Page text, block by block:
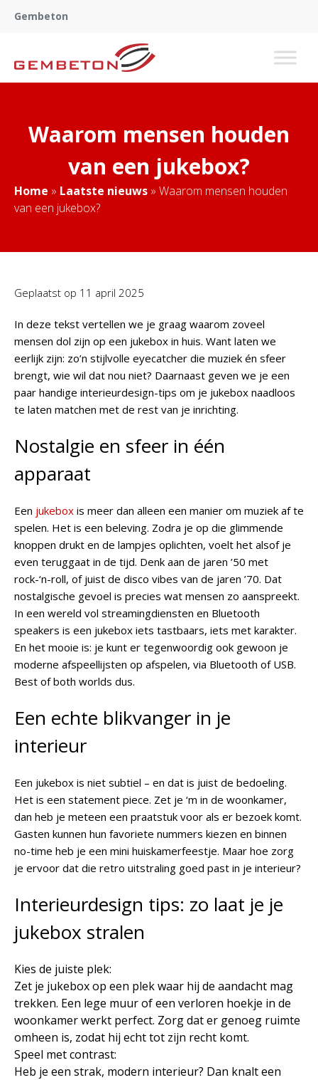
Gembeton
Waarom mensen houden
van een jukebox?
Home » Laatste nieuws » Waarom mensen houden
van een jukebox?
Geplaatst op 11 april 2025
In deze tekst vertellen we je graag waarom zoveel
mensen dol zijn op een jukebox in huis. Want laten we
eerlijk zijn: zo’n stijlvolle eyecatcher die muziek én sfeer
brengt, wie wil dat nou niet? Daarnaast geven we je een
paar handige interieurdesign-tips om je jukebox naadloos
te laten matchen met de rest van je inrichting.
Nostalgie en sfeer in één
apparaat
Een jukebox is meer dan alleen een manier om muziek af te
spelen. Het is een beleving. Zodra je op die glimmende
knoppen drukt en de lampjes oplichten, voelt het alsof je
even teruggaat in de tijd. Denk aan de jaren ’50 met
rock-‘n-roll, of juist de disco vibes van de jaren ’70. Dat
nostalgische gevoel is precies wat mensen zo aanspreekt.
In een wereld vol streamingdiensten en Bluetooth
speakers is een jukebox iets tastbaars, iets met karakter.
En het mooie is: je kunt er tegenwoordig ook gewoon je
moderne afspeellijsten op afspelen, via Bluetooth of USB.
Best of both worlds dus.
Een echte blikvanger in je
interieur
Een jukebox is niet subtiel – en dat is juist de bedoeling.
Het is een statement piece. Zet je ‘m in de woonkamer,
dan heb je meteen een praatstuk voor als er bezoek komt.
Gasten kunnen hun favoriete nummers kiezen en binnen
no-time heb je een mini huiskamerfeestje. Maar hoe zorg
je ervoor dat die retro uitstraling goed past in je interieur?
Interieurdesign tips: zo laat je je
jukebox stralen
Kies de juiste plek:
Zet je jukebox op een plek waar hij de aandacht mag
trekken. Een lege muur of een verloren hoekje in de
woonkamer werkt perfect. Zorg dat er genoeg ruimte
omheen is, zodat hij echt tot zijn recht komt.
Speel met contrast:
Heb je een strak, modern interieur? Dan knalt een